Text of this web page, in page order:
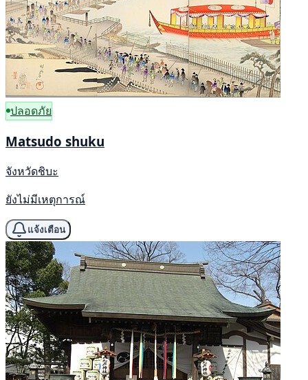
ปลอดภัย
Matsudo shuku
จังหวัดชิบะ
ยังไม่มีเหตุการณ์
แจ้งเตือน